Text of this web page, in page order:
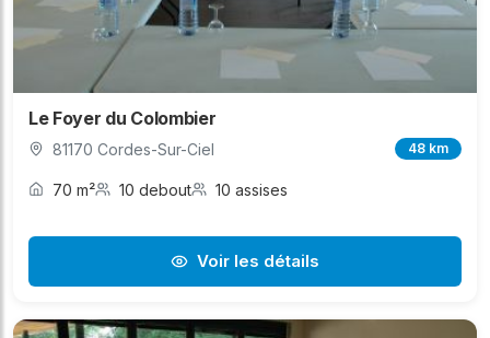
Le Foyer du Colombier
81170 Cordes-Sur-Ciel 48 km
70 m² 10 debout 10 assises
Voir les détails